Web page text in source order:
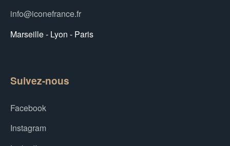
info@iconefrance.fr
Marseille - Lyon - Paris
Suivez-nous
Facebook
Instagram